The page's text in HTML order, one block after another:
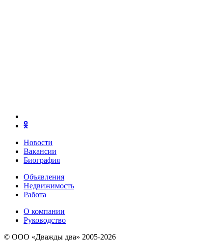
Новости
Вакансии
Биография
Объявления
Недвижимость
Работа
О компании
Руководство
© ООО «Дважды два» 2005-2026